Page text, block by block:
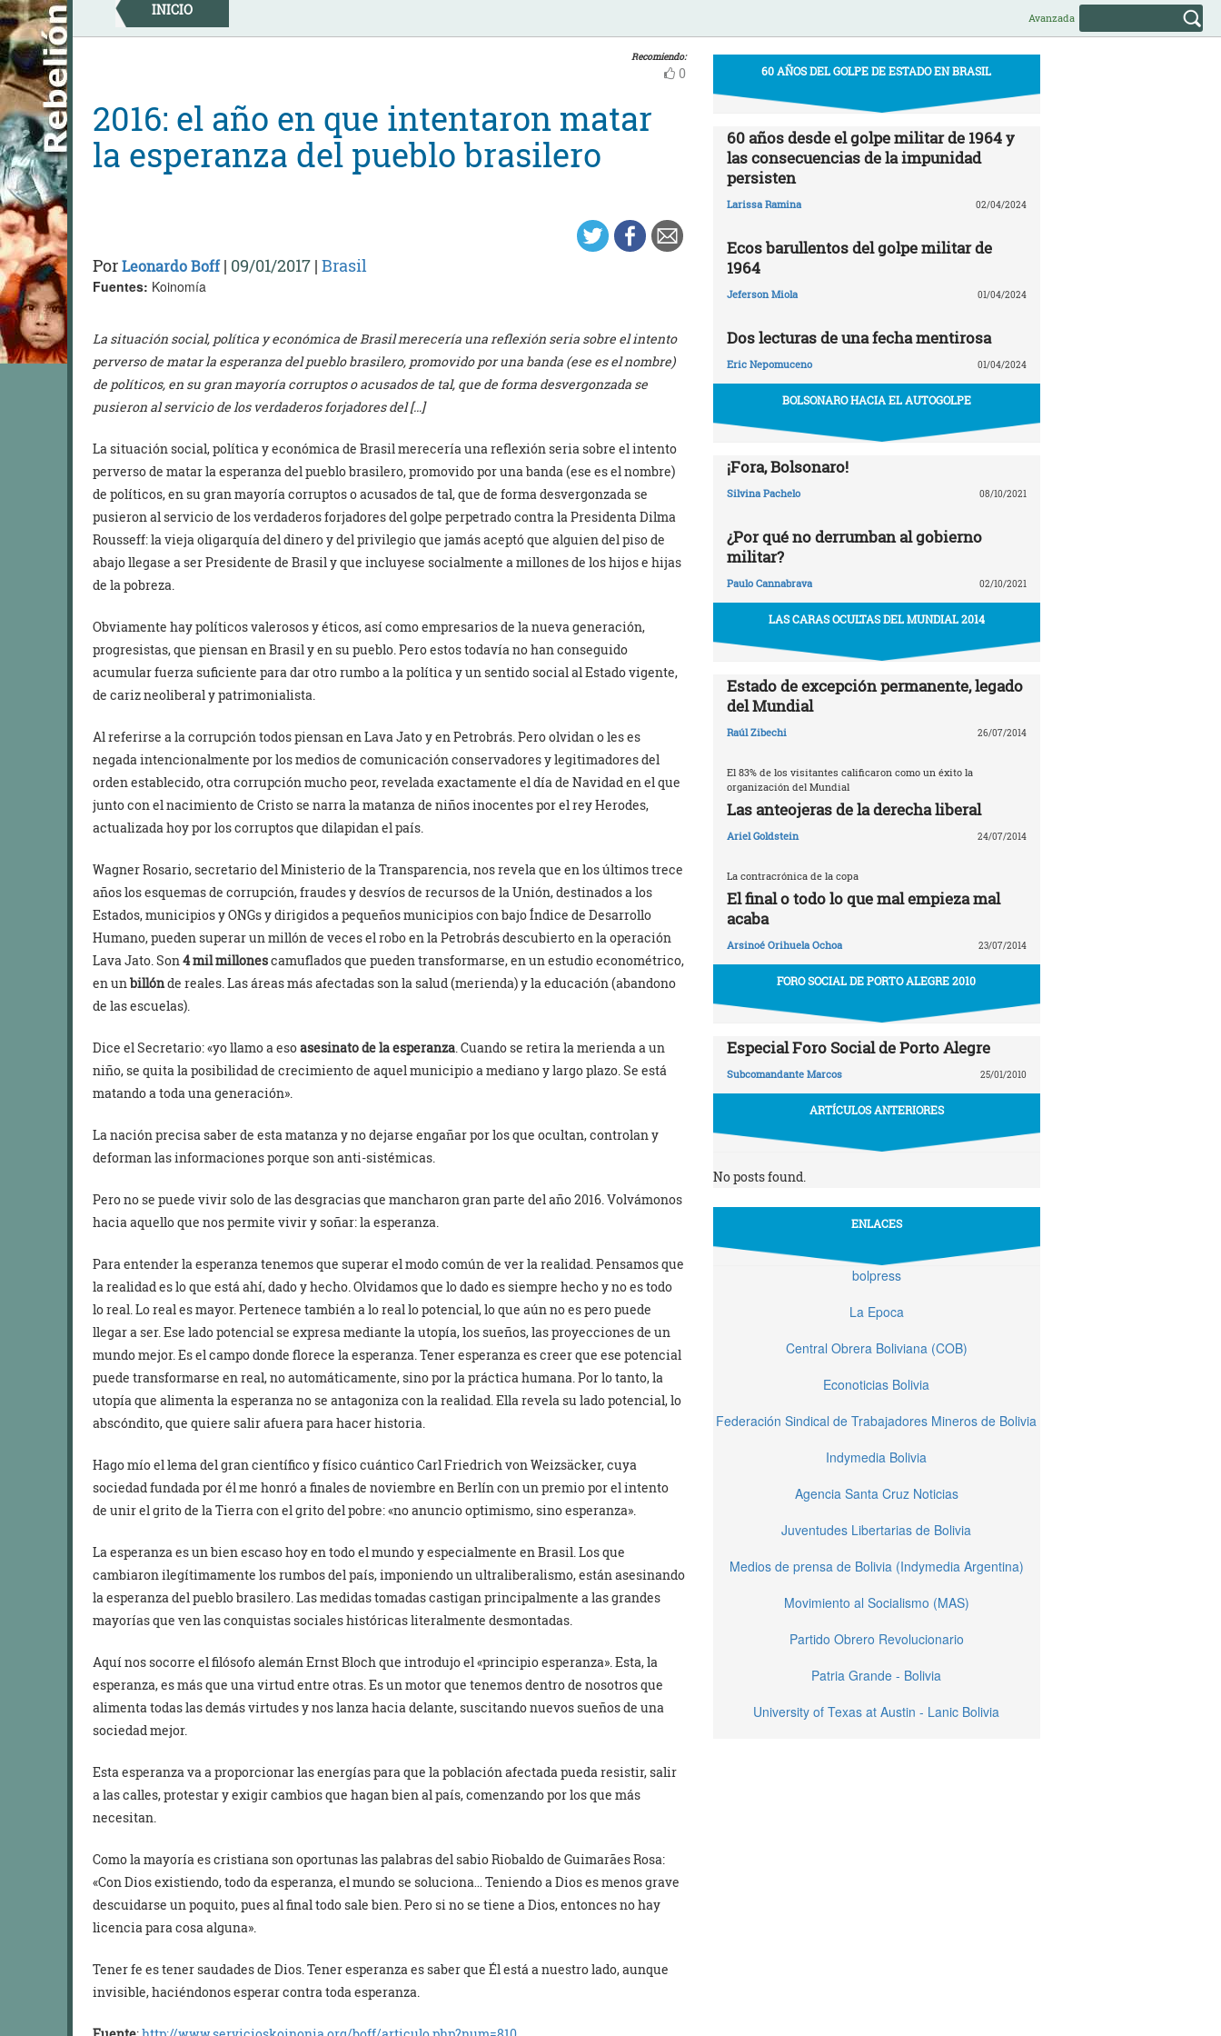
Skip
to
content
INICIO Avanzada
Recomiendo:
0
2016: el año en que intentaron matar
la esperanza del pueblo brasilero
PorLeonardo Boff| 09/01/2017 | Brasil
Fuentes: Koinomía
La situación social, política y económica de Brasil merecería una reflexión seria sobre el intento
perverso de matar la esperanza del pueblo brasilero, promovido por una banda (ese es el nombre)
de políticos, en su gran mayoría corruptos o acusados de tal, que de forma desvergonzada se
pusieron al servicio de los verdaderos forjadores del […]
La situación social, política y económica de Brasil merecería una reflexión seria sobre el intento
perverso de matar la esperanza del pueblo brasilero, promovido por una banda (ese es el nombre)
de políticos, en su gran mayoría corruptos o acusados de tal, que de forma desvergonzada se
pusieron al servicio de los verdaderos forjadores del golpe perpetrado contra la Presidenta Dilma
Rousseff: la vieja oligarquía del dinero y del privilegio que jamás aceptó que alguien del piso de
abajo llegase a ser Presidente de Brasil y que incluyese socialmente a millones de los hijos e hijas
de la pobreza.
Obviamente hay políticos valerosos y éticos, así como empresarios de la nueva generación,
progresistas, que piensan en Brasil y en su pueblo. Pero estos todavía no han conseguido
acumular fuerza suficiente para dar otro rumbo a la política y un sentido social al Estado vigente,
de cariz neoliberal y patrimonialista.
Al referirse a la corrupción todos piensan en Lava Jato y en Petrobrás. Pero olvidan o les es
negada intencionalmente por los medios de comunicación conservadores y legitimadores del
orden establecido, otra corrupción mucho peor, revelada exactamente el día de Navidad en el que
junto con el nacimiento de Cristo se narra la matanza de niños inocentes por el rey Herodes,
actualizada hoy por los corruptos que dilapidan el país.
Wagner Rosario, secretario del Ministerio de la Transparencia, nos revela que en los últimos trece
años los esquemas de corrupción, fraudes y desvíos de recursos de la Unión, destinados a los
Estados, municipios y ONGs y dirigidos a pequeños municipios con bajo Índice de Desarrollo
Humano, pueden superar un millón de veces el robo en la Petrobrás descubierto en la operación
Lava Jato. Son4 mil millonescamuflados que pueden transformarse, en un estudio econométrico,
en unbillónde reales. Las áreas más afectadas son la salud (merienda) y la educación (abandono
de las escuelas).
Dice el Secretario: «yo llamo a esoasesinato de la esperanza. Cuando se retira la merienda a un
niño, se quita la posibilidad de crecimiento de aquel municipio a mediano y largo plazo. Se está
matando a toda una generación».
La nación precisa saber de esta matanza y no dejarse engañar por los que ocultan, controlan y
deforman las informaciones porque son anti-sistémicas.
Pero no se puede vivir solo de las desgracias que mancharon gran parte del año 2016. Volvámonos
hacia aquello que nos permite vivir y soñar: la esperanza.
Para entender la esperanza tenemos que superar el modo común de ver la realidad. Pensamos que
la realidad es lo que está ahí, dado y hecho. Olvidamos que lo dado es siempre hecho y no es todo
lo real. Lo real es mayor. Pertenece también a lo real lo potencial, lo que aún no es pero puede
llegar a ser. Ese lado potencial se expresa mediante la utopía, los sueños, las proyecciones de un
mundo mejor. Es el campo donde florece la esperanza. Tener esperanza es creer que ese potencial
puede transformarse en real, no automáticamente, sino por la práctica humana. Por lo tanto, la
utopía que alimenta la esperanza no se antagoniza con la realidad. Ella revela su lado potencial, lo
abscóndito, que quiere salir afuera para hacer historia.
Hago mío el lema del gran científico y físico cuántico Carl Friedrich von Weizsäcker, cuya
sociedad fundada por él me honró a finales de noviembre en Berlín con un premio por el intento
de unir el grito de la Tierra con el grito del pobre: «no anuncio optimismo, sino esperanza».
La esperanza es un bien escaso hoy en todo el mundo y especialmente en Brasil. Los que
cambiaron ilegítimamente los rumbos del país, imponiendo un ultraliberalismo, están asesinando
la esperanza del pueblo brasilero. Las medidas tomadas castigan principalmente a las grandes
mayorías que ven las conquistas sociales históricas literalmente desmontadas.
Aquí nos socorre el filósofo alemán Ernst Bloch que introdujo el «principio esperanza». Esta, la
esperanza, es más que una virtud entre otras. Es un motor que tenemos dentro de nosotros que
alimenta todas las demás virtudes y nos lanza hacia delante, suscitando nuevos sueños de una
sociedad mejor.
Esta esperanza va a proporcionar las energías para que la población afectada pueda resistir, salir
a las calles, protestar y exigir cambios que hagan bien al país, comenzando por los que más
necesitan.
Como la mayoría es cristiana son oportunas las palabras del sabio Riobaldo de Guimarães Rosa:
«Con Dios existiendo, todo da esperanza, el mundo se soluciona… Teniendo a Dios es menos grave
descuidarse un poquito, pues al final todo sale bien. Pero si no se tiene a Dios, entonces no hay
licencia para cosa alguna».
Tener fe es tener saudades de Dios. Tener esperanza es saber que Él está a nuestro lado, aunque
invisible, haciéndonos esperar contra toda esperanza.
60 AÑOS DEL GOLPE DE ESTADO EN BRASIL
60 años desde el golpe militar de 1964 y
las consecuencias de la impunidad
persisten
Larissa Ramina 02/04/2024
Ecos barullentos del golpe militar de
1964
Jeferson Miola 01/04/2024
Dos lecturas de una fecha mentirosa
Eric Nepomuceno 01/04/2024
BOLSONARO HACIA EL AUTOGOLPE
¡Fora, Bolsonaro!
Silvina Pachelo 08/10/2021
¿Por qué no derrumban al gobierno
militar?
Paulo Cannabrava 02/10/2021
LAS CARAS OCULTAS DEL MUNDIAL 2014
Estado de excepción permanente, legado
del Mundial
Raúl Zibechi 26/07/2014
El 83% de los visitantes calificaron como un éxito la
organización del Mundial
Las anteojeras de la derecha liberal
Ariel Goldstein 24/07/2014
La contracrónica de la copa
El final o todo lo que mal empieza mal
acaba
Arsinoé Orihuela Ochoa 23/07/2014
FORO SOCIAL DE PORTO ALEGRE 2010
Especial Foro Social de Porto Alegre
Subcomandante Marcos 25/01/2010
ARTÍCULOS ANTERIORES
No posts found.
ENLACES
bolpress
La Epoca
Central Obrera Boliviana (COB)
Econoticias Bolivia
Federación Sindical de Trabajadores Mineros de Bolivia
Indymedia Bolivia
Agencia Santa Cruz Noticias
Juventudes Libertarias de Bolivia
Medios de prensa de Bolivia (Indymedia Argentina)
Movimiento al Socialismo (MAS)
Partido Obrero Revolucionario
Patria Grande - Bolivia
University of Texas at Austin - Lanic Bolivia